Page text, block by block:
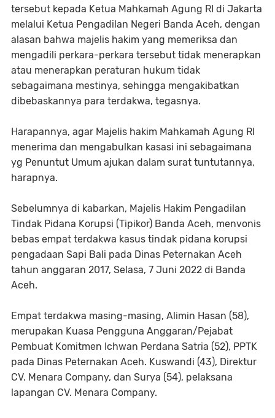
tersebut kepada Ketua Mahkamah Agung RI di Jakarta
melalui Ketua Pengadilan Negeri Banda Aceh, dengan
alasan bahwa majelis hakim yang memeriksa dan
mengadili perkara-perkara tersebut tidak menerapkan
atau menerapkan peraturan hukum tidak
sebagaimana mestinya, sehingga mengakibatkan
dibebaskannya para terdakwa, tegasnya.
Harapannya, agar Majelis hakim Mahkamah Agung RI
menerima dan mengabulkan kasasi ini sebagaimana
yg Penuntut Umum ajukan dalam surat tuntutannya,
harapnya.
Sebelumnya di kabarkan, Majelis Hakim Pengadilan
Tindak Pidana Korupsi (Tipikor) Banda Aceh, menvonis
bebas empat terdakwa kasus tindak pidana korupsi
pengadaan Sapi Bali pada Dinas Peternakan Aceh
tahun anggaran 2017, Selasa, 7 Juni 2022 di Banda
Aceh.
Empat terdakwa masing-masing, Alimin Hasan (58),
merupakan Kuasa Pengguna Anggaran/Pejabat
Pembuat Komitmen Ichwan Perdana Satria (52), PPTK
pada Dinas Peternakan Aceh. Kuswandi (43), Direktur
CV. Menara Company, dan Surya (54), pelaksana
lapangan CV. Menara Company.